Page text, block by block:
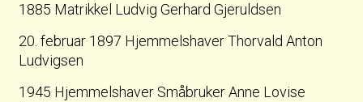
1885 Matrikkel Ludvig Gerhard Gjeruldsen
20. februar 1897 Hjemmelshaver Thorvald Anton
Ludvigsen
1945 Hjemmelshaver Småbruker Anne Lovise